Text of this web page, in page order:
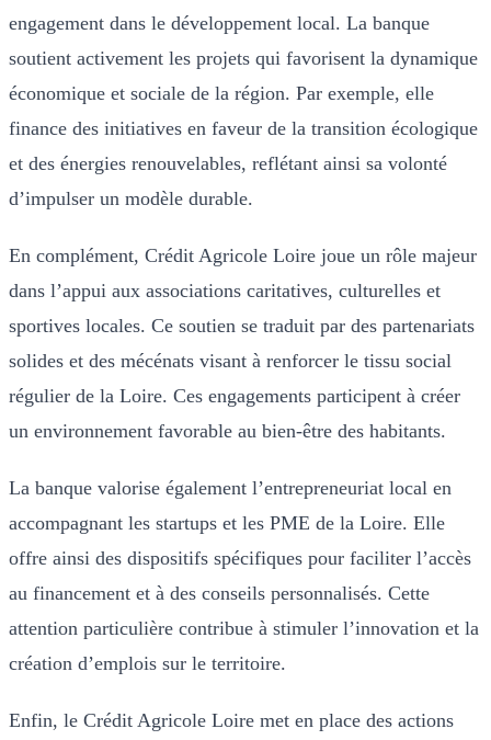
engagement dans le développement local. La banque
soutient activement les projets qui favorisent la dynamique
économique et sociale de la région. Par exemple, elle
finance des initiatives en faveur de la transition écologique
et des énergies renouvelables, reflétant ainsi sa volonté
d’impulser un modèle durable.
En complément, Crédit Agricole Loire joue un rôle majeur
dans l’appui aux associations caritatives, culturelles et
sportives locales. Ce soutien se traduit par des partenariats
solides et des mécénats visant à renforcer le tissu social
régulier de la Loire. Ces engagements participent à créer
un environnement favorable au bien-être des habitants.
La banque valorise également l’entrepreneuriat local en
accompagnant les startups et les PME de la Loire. Elle
offre ainsi des dispositifs spécifiques pour faciliter l’accès
au financement et à des conseils personnalisés. Cette
attention particulière contribue à stimuler l’innovation et la
création d’emplois sur le territoire.
Enfin, le Crédit Agricole Loire met en place des actions